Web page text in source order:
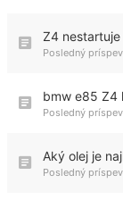
Z4 nestartuje
Posledný
bmw e85 Z4
Posledný
Aký olej je
Posledný